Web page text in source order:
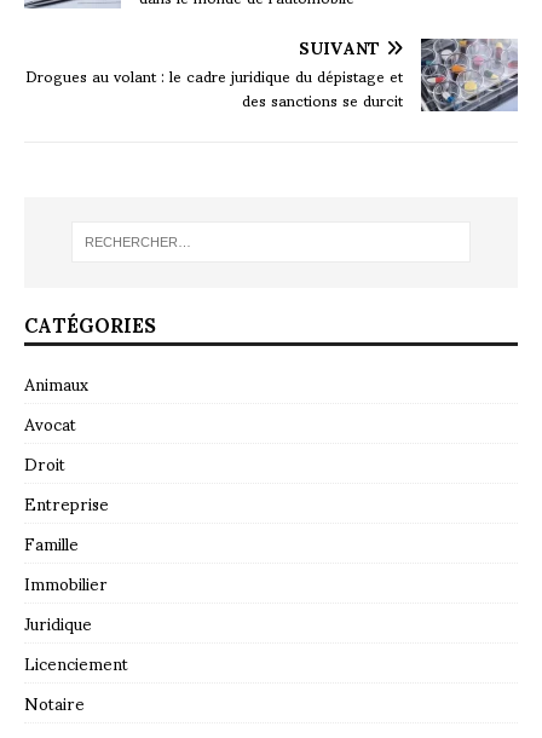
SUIVANT
Drogues au volant : le cadre juridique du dépistage et
des sanctions se durcit
CATÉGORIES
Animaux
Avocat
Droit
Entreprise
Famille
Immobilier
Juridique
Licenciement
Notaire